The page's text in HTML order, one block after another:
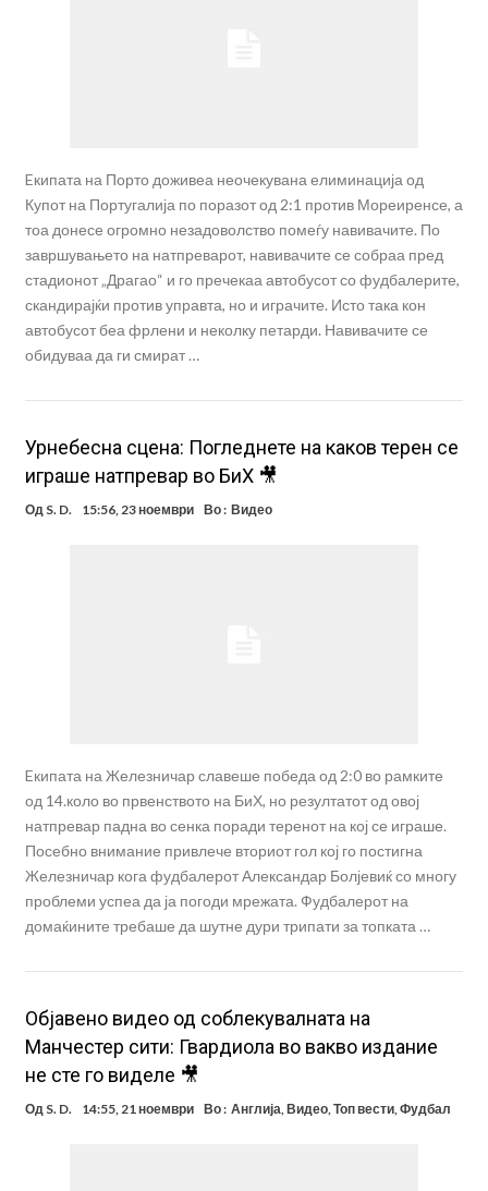
Eкипата на Порто доживеа неочекувана елиминација од
Купот на Португалија по поразот од 2:1 против Мореиренсе, а
тоа донесе огромно незадоволство помеѓу навивачите. По
завршувањето на натпреварот, навивачите се собраа пред
стадионот „Драгао“ и го пречекаа автобусот со фудбалерите,
скандирајќи против управта, но и играчите. Исто така кон
автобусот беа фрлени и неколку петарди. Навивачите се
обидуваа да ги смират …
Урнебесна сцена: Погледнете на каков терен се
играше натпревар во БиХ 🎥
Од S. D. 15:56, 23 ноември Во : Видео
Eкипата на Железничар славеше победа од 2:0 во рамките
од 14.коло во првенството на БиХ, но резултатот од овој
натпревар падна во сенка поради теренот на кој се играше.
Посебно внимание привлече вториот гол кој го постигна
Железничар кога фудбалерот Александар Болјевиќ со многу
проблеми успеа да ја погоди мрежата. Фудбалерот на
домаќините требаше да шутне дури трипати за топката …
Објавено видео од соблекувалната на
Манчестер сити: Гвардиола во вакво издание
не сте го виделе 🎥
Од S. D. 14:55, 21 ноември Во : Англија,Видео,Топ вести,Фудбал